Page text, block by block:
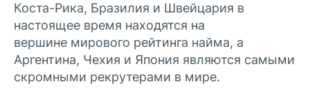
Коста-Рика, Бразилия и Швейцария в
настоящее время находятся на
вершине мирового рейтинга найма, а
Аргентина, Чехия и Япония являются самыми
скромными рекрутерами в мире.